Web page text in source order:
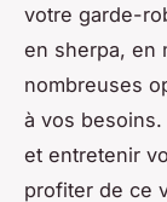
votre garde-
en sherpa, en
nombreuses
à vos
et entretenir
profiter de ce